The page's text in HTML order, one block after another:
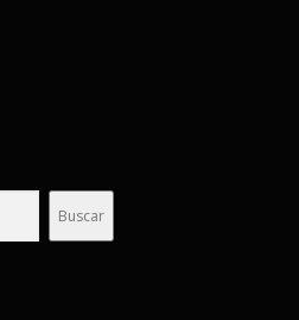
Buscar